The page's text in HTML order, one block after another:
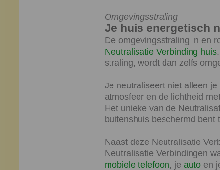
Omgevingsstraling
Je huis energetisch
De omgevingsstraling in en
Neutralisatie Verbinding huis
straling, wordt dan zelfs
Je neutraliseert niet alleen
atmosfeer en de lichtheid
Het unieke van de
buitenshuis beschermd bent
Naast deze Neutralisatie
Neutralisatie Verbindingen
mobiele telefoon, je autoen